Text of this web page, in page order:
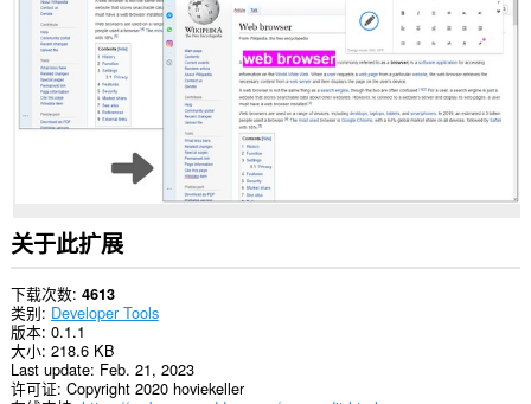
关于此扩展
下载次数 4613
类别 Developer Tools
版本 0.1.1
大小 218.6 KB
Last update Feb. 21, 2023
许可证 Copyright 2020 hoviekeller